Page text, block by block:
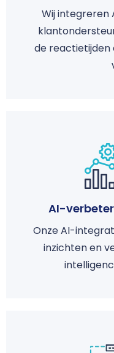
Wij integreren
de reactietijden
AI-
Onze AI-
inzichten en